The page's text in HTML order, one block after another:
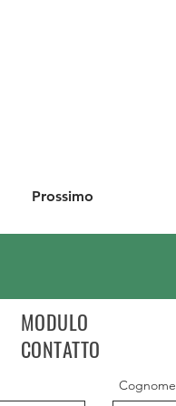
Prossimo
MODULO
CONTATTO
Cognome